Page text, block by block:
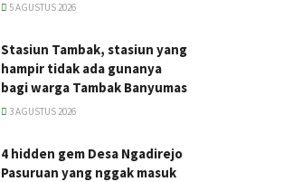
5 AGUSTUS 2026
Stasiun Tambak, stasiun yang
hampir tidak ada gunanya
bagi warga Tambak Banyumas
3 AGUSTUS 2026
4 hidden gem Desa Ngadirejo
Pasuruan yang nggak masuk